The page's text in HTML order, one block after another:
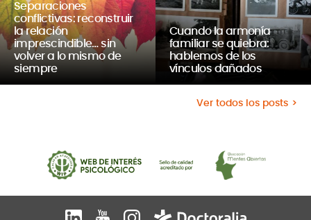
Separaciones
conflictivas: reconstruir
la relación
imprescindible… sin
volver a lo mismo de
siempre
Cuando la armonía
familiar se quiebra:
hablemos de los
vínculos dañados
Ver todos los posts